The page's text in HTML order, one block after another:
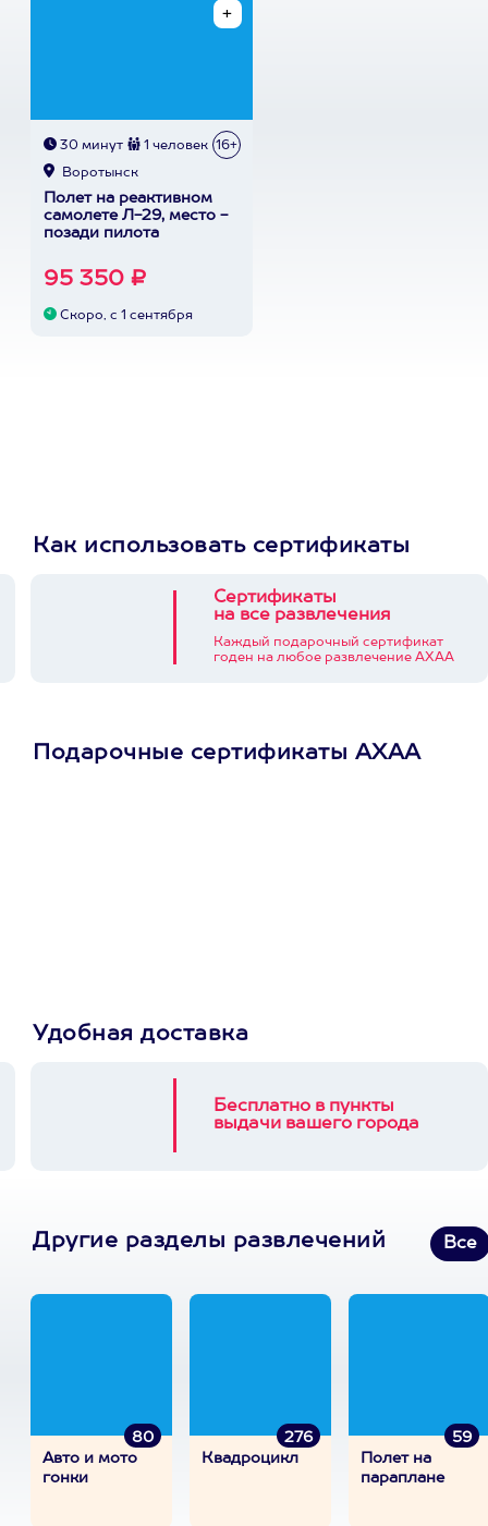
30 минут 1 человек 16+
Воротынск
Полет на реактивном
самолете Л-29, место -
позади пилота
95 350 ₽
Скоро, с 1 сентября
Как использовать сертификаты
Сертификаты
на все развлечения
Каждый подарочный сертификат
годен на любое развлечение АХАА
Подарочные сертификаты АХАА
Удобная доставка
Бесплатно в пункты
выдачи вашего города
Другие разделы развлечений Все
80
Авто и мото
гонки
276
Квадроцикл
59
Полет на
параплане